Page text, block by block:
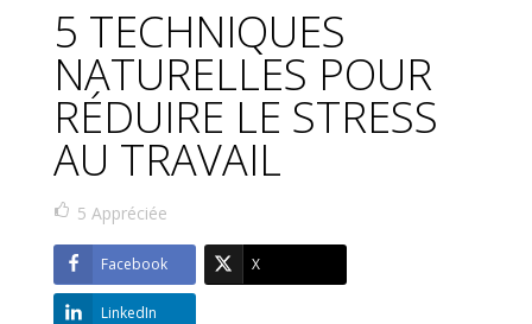
5 TECHNIQUES
NATURELLES POUR
RÉDUIRE LE STRESS
AU TRAVAIL
5 Appréciée
Facebook X
LinkedIn